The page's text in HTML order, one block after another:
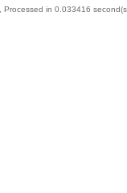
, Processed in 0.033416